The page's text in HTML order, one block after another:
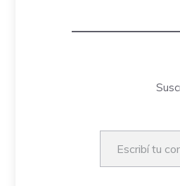
Escribí tu correo electrónico…